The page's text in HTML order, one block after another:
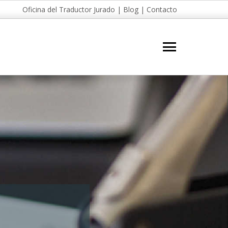
Oficina del Traductor Jurado | Blog | Contacto